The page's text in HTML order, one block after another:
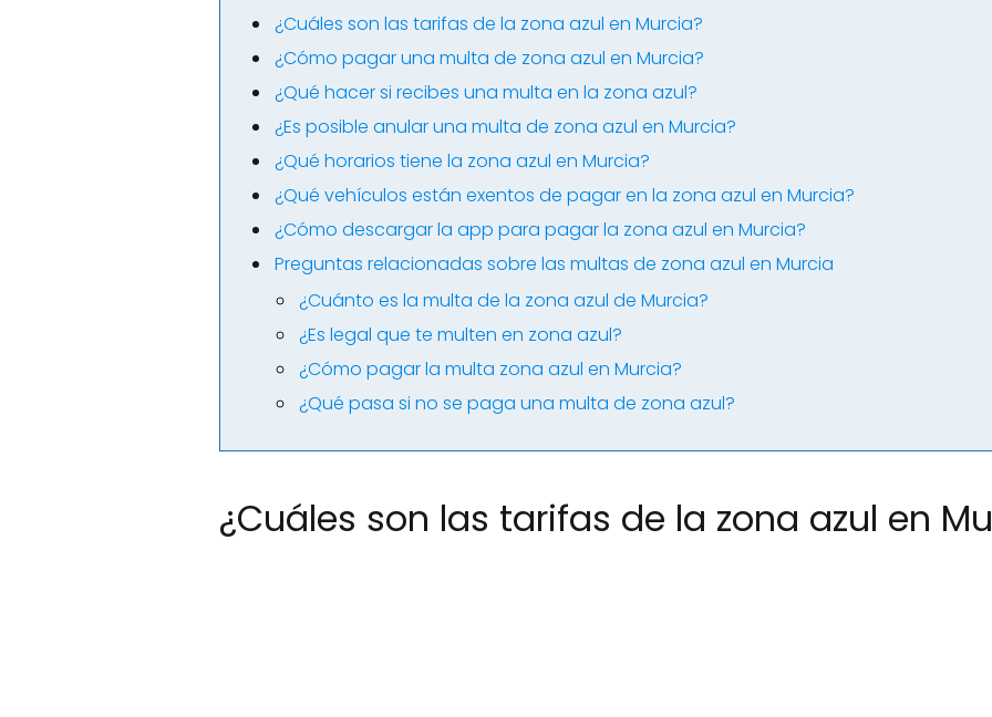
¿Cuáles son las tarifas de la zona azul en Murcia?
¿Cómo pagar una multa de zona azul en Murcia?
¿Qué hacer si recibes una multa en la zona azul?
¿Es posible anular una multa de zona azul en Murcia?
¿Qué horarios tiene la zona azul en Murcia?
¿Qué vehículos están exentos de pagar en la zona azul en Murcia?
¿Cómo descargar la app para pagar la zona azul en Murcia?
Preguntas relacionadas sobre las multas de zona azul en Murcia
¿Cuánto es la multa de la zona azul de Murcia?
¿Es legal que te multen en zona azul?
¿Cómo pagar la multa zona azul en Murcia?
¿Qué pasa si no se paga una multa de zona azul?
¿Cuáles son las tarifas de la zona azul en